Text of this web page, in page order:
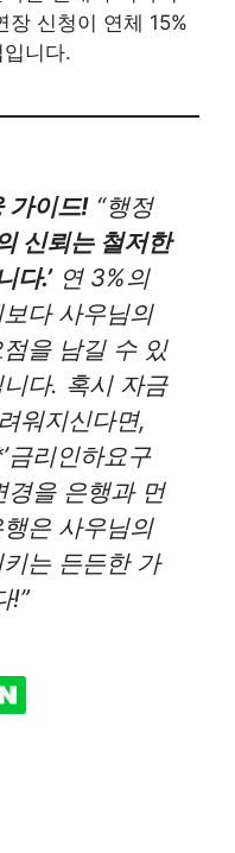
장 신청이 연체 15%
니다.
가이드! “행정
신뢰는 철저한
다.’연 3%의
다 사우님의
을 남길 수 있
다. 혹시 자금
워지신다면,
금리인하요구
경을 은행과 먼
은 사우님의
는 든든한 가
!”